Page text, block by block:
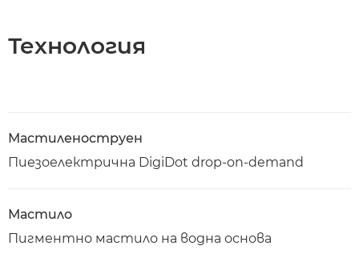
Технология
Мастиленоструен
Пиезоелектрична DigiDot drop-on-demand
Мастило
Пигментно мастило на водна основа